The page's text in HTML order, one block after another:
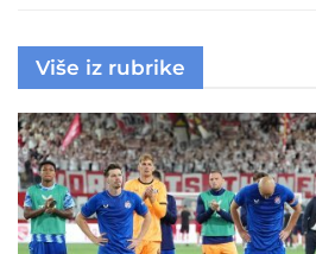
Više iz rubrike